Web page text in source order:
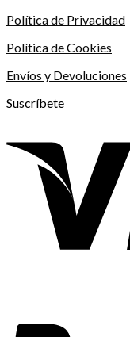
Política de Privacidad
Política de Cookies
Envíos y Devoluciones
Suscríbete